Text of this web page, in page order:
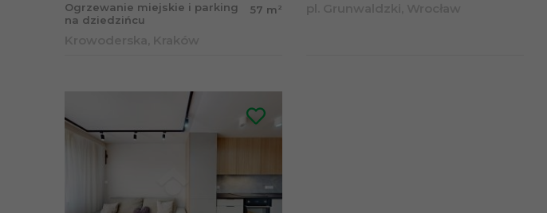
Ogrzewanie miejskie i parking
na dziedzińcu
57 m 2